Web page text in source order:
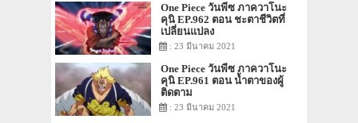
One Piece วันพีซ ภาควาโนะ
คุนิ EP.962 ตอน ชะตาชีวิตที่
เปลี่ยนแปลง
: 23 มีนาคม 2021
One Piece วันพีซ ภาควาโนะ
คุนิ EP.961 ตอน น้ำตาของผู้
ติดตาม
: 23 มีนาคม 2021